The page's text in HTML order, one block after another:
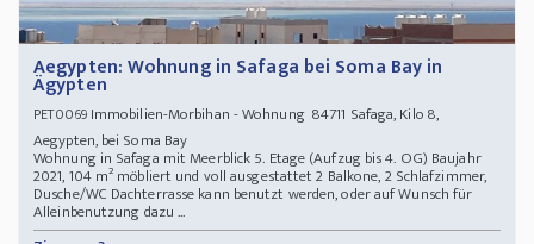
Aegypten: Wohnung in Safaga bei Soma Bay in
Ägypten
PET0069Immobilien-Morbihan - Wohnung 84711 Safaga, Kilo 8,
Aegypten, bei Soma Bay
Wohnung in Safaga mit Meerblick 5. Etage (Aufzug bis 4. OG) Baujahr
2021, 104 m² möbliert und voll ausgestattet 2 Balkone, 2 Schlafzimmer,
Dusche/WC Dachterrasse kann benutzt werden, oder auf Wunsch für
Alleinbenutzung dazu ...